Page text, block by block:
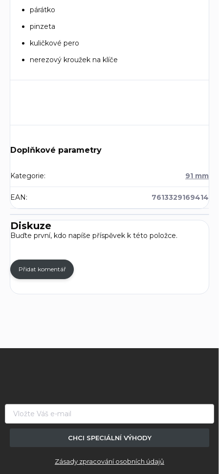
párátko
pinzeta
kuličkové pero
nerezový kroužek na klíče
Doplňkové parametry
Kategorie: 91 mm
EAN : 7613329169414
Diskuze
Buďte první, kdo napíše příspěvek k této položce.
Přidat komentář
CHCI SPECIÁLNÍ VÝHODY
Zásady zpracování osobních údajů